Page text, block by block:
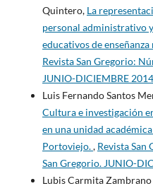
Quintero, La
personal administrativo
educativos de
Revista San Gregorio:
JUNIO-DICIEMBRE 2014
Luis Fernando Santos
Cultura e investigación
en una unidad
Portoviejo., Revista San
San Gregorio. JUNIO-
Lubis Carmita